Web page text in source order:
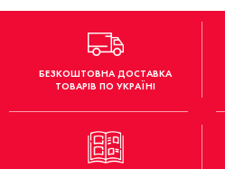
БЕЗКОШТОВНА ДОСТАВКА
ТОВАРІВ ПО УКРАЇНІ